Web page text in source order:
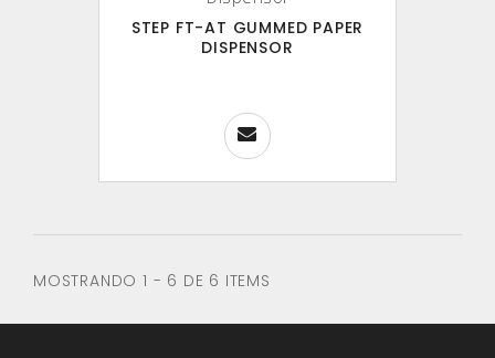
STEP FT-AT GUMMED PAPER
DISPENSOR
MOSTRANDO 1 - 6 DE 6 ITEMS